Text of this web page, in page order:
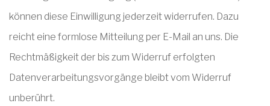
können diese Einwilligung jederzeit widerrufen. Dazu
reicht eine formlose Mitteilung per E-Mail an uns. Die
Rechtmäßigkeit der bis zum Widerruf erfolgten
Datenverarbeitungsvorgänge bleibt vom Widerruf
unberührt.